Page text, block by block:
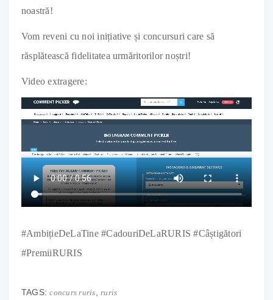
noastră!
Vom reveni cu noi inițiative și concursuri care să
răsplătească fidelitatea urmăritorilor noștri!
Video extragere:
#AmbițieDeLaTine #CadouriDeLaRURIS #Câștigători
#PremiiRURIS
TAGS:concurs ruris ,ruris